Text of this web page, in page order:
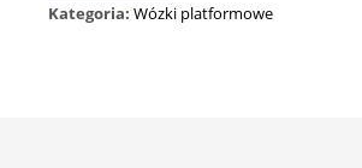
Kategoria: Wózki platformowe